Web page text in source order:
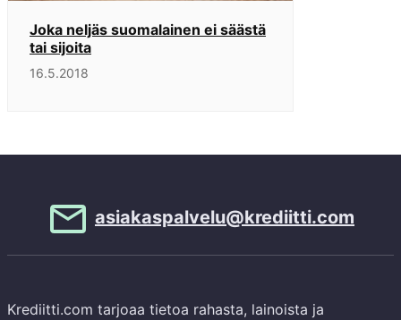
Joka neljäs suomalainen ei säästä
tai sijoita
16.5.2018
asiakaspalvelu@krediitti.com
Krediitti.com tarjoaa tietoa rahasta, lainoista ja